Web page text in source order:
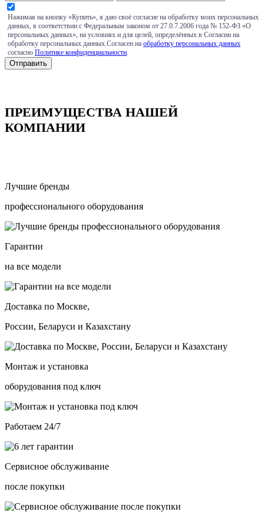
Нажимая на кнопку «Купить», я даю своё согласие на обработку моих персональных
данных, в соответствии с Федеральным законом от 27.0.7.2006 года № 152-ФЗ «О
персональных данных», на условиях и для целей, определённых в Согласии на
обработку персональных данных.Согласен на обработку персональных данных
согласно Политике конфиденциальности
ПРЕИМУЩЕСТВА НАШЕЙ
КОМПАНИИ
Лучшие бренды
профессионального оборудования
Гарантии
на все модели
Доставка по Москве,
России, Беларуси и Казахстану
Монтаж и установка
оборудования под ключ
Работаем 24/7
Сервисное обслуживание
после покупки